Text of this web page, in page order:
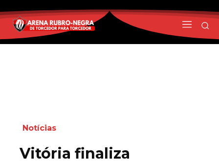
Notícias
Vitória finaliza